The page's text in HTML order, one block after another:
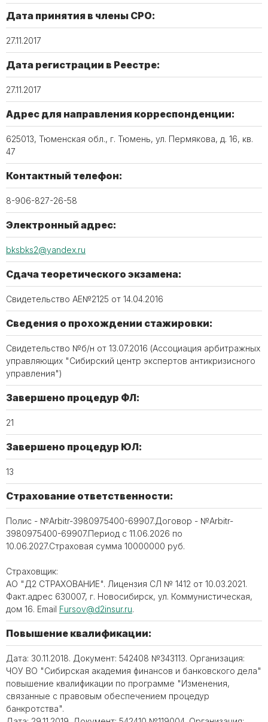
Дата принятия в члены СРО:
27.11.2017
Дата регистрации в Реестре:
27.11.2017
Адрес для направления корреспонденции:
625013, Тюменская обл., г. Тюмень, ул. Пермякова, д. 16, кв.
47
Контактный телефон:
8-906-827-26-58
Электронный адрес:
bksbks2@yandex.ru
Сдача теоретического экзамена:
Свидетельство АЕ№2125 от 14.04.2016
Сведения о прохождении стажировки:
Свидетельство №б/н от 13.07.2016 (Ассоциация арбитражных
управляющих "Сибирский центр экспертов антикризисного
управления")
Завершено процедур ФЛ:
21
Завершено процедур ЮЛ:
13
Страхование ответственности:
Полис - №Arbitr-3980975400-69907.Договор - №Arbitr-
3980975400-69907.Период с 11.06.2026 по
10.06.2027.Страховая сумма 10000000 руб.
Страховщик:
АО "Д2 СТРАХОВАНИЕ". Лицензия СЛ № 1412 от 10.03.2021.
Факт.адрес 630007, г. Новосибирск, ул. Коммунистическая,
дом 16. Email Fursov@d2insur.ru.
Повышение квалификации:
Дата: 30.11.2018. Документ: 542408 №343113. Организация:
ЧОУ ВО "Сибирская академия финансов и банковского дела"
повышение квалификации по программе "Изменения,
связанные с правовым обеспечением процедур
банкротства".